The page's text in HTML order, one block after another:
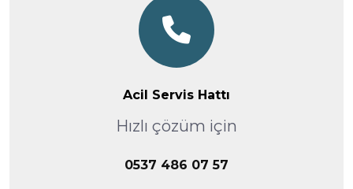
Acil Servis Hattı
Hızlı çözüm için
0537 486 07 57